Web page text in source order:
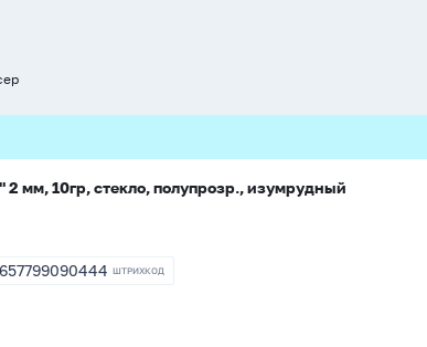
мм, 10гр, стекло, полупрозр., изумрудный
ШТРИХКОД